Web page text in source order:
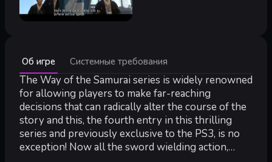
Об игре Системные требования
The Way of the Samurai series is widely renowned
for allowing players to make far-reaching
decisions that can radically alter the course of the
story and this, the fourth entry in this thrilling
series and previously exclusive to the PS3, is no
exception! Now all the sword wielding action,
Минимальные:
Минимальные:
ОС *: Windows 7
Процессор:2.13GHz Intel Core2 Duo or equivalent
Оперативная память:1 GB ОЗУ
Видеокарта:DirectX 9.0c compatible graphics card with
DirectX:версии 9.0c
Место на диске:7 GB
Звуковая карта:DirectX 9.0c compatible sound card